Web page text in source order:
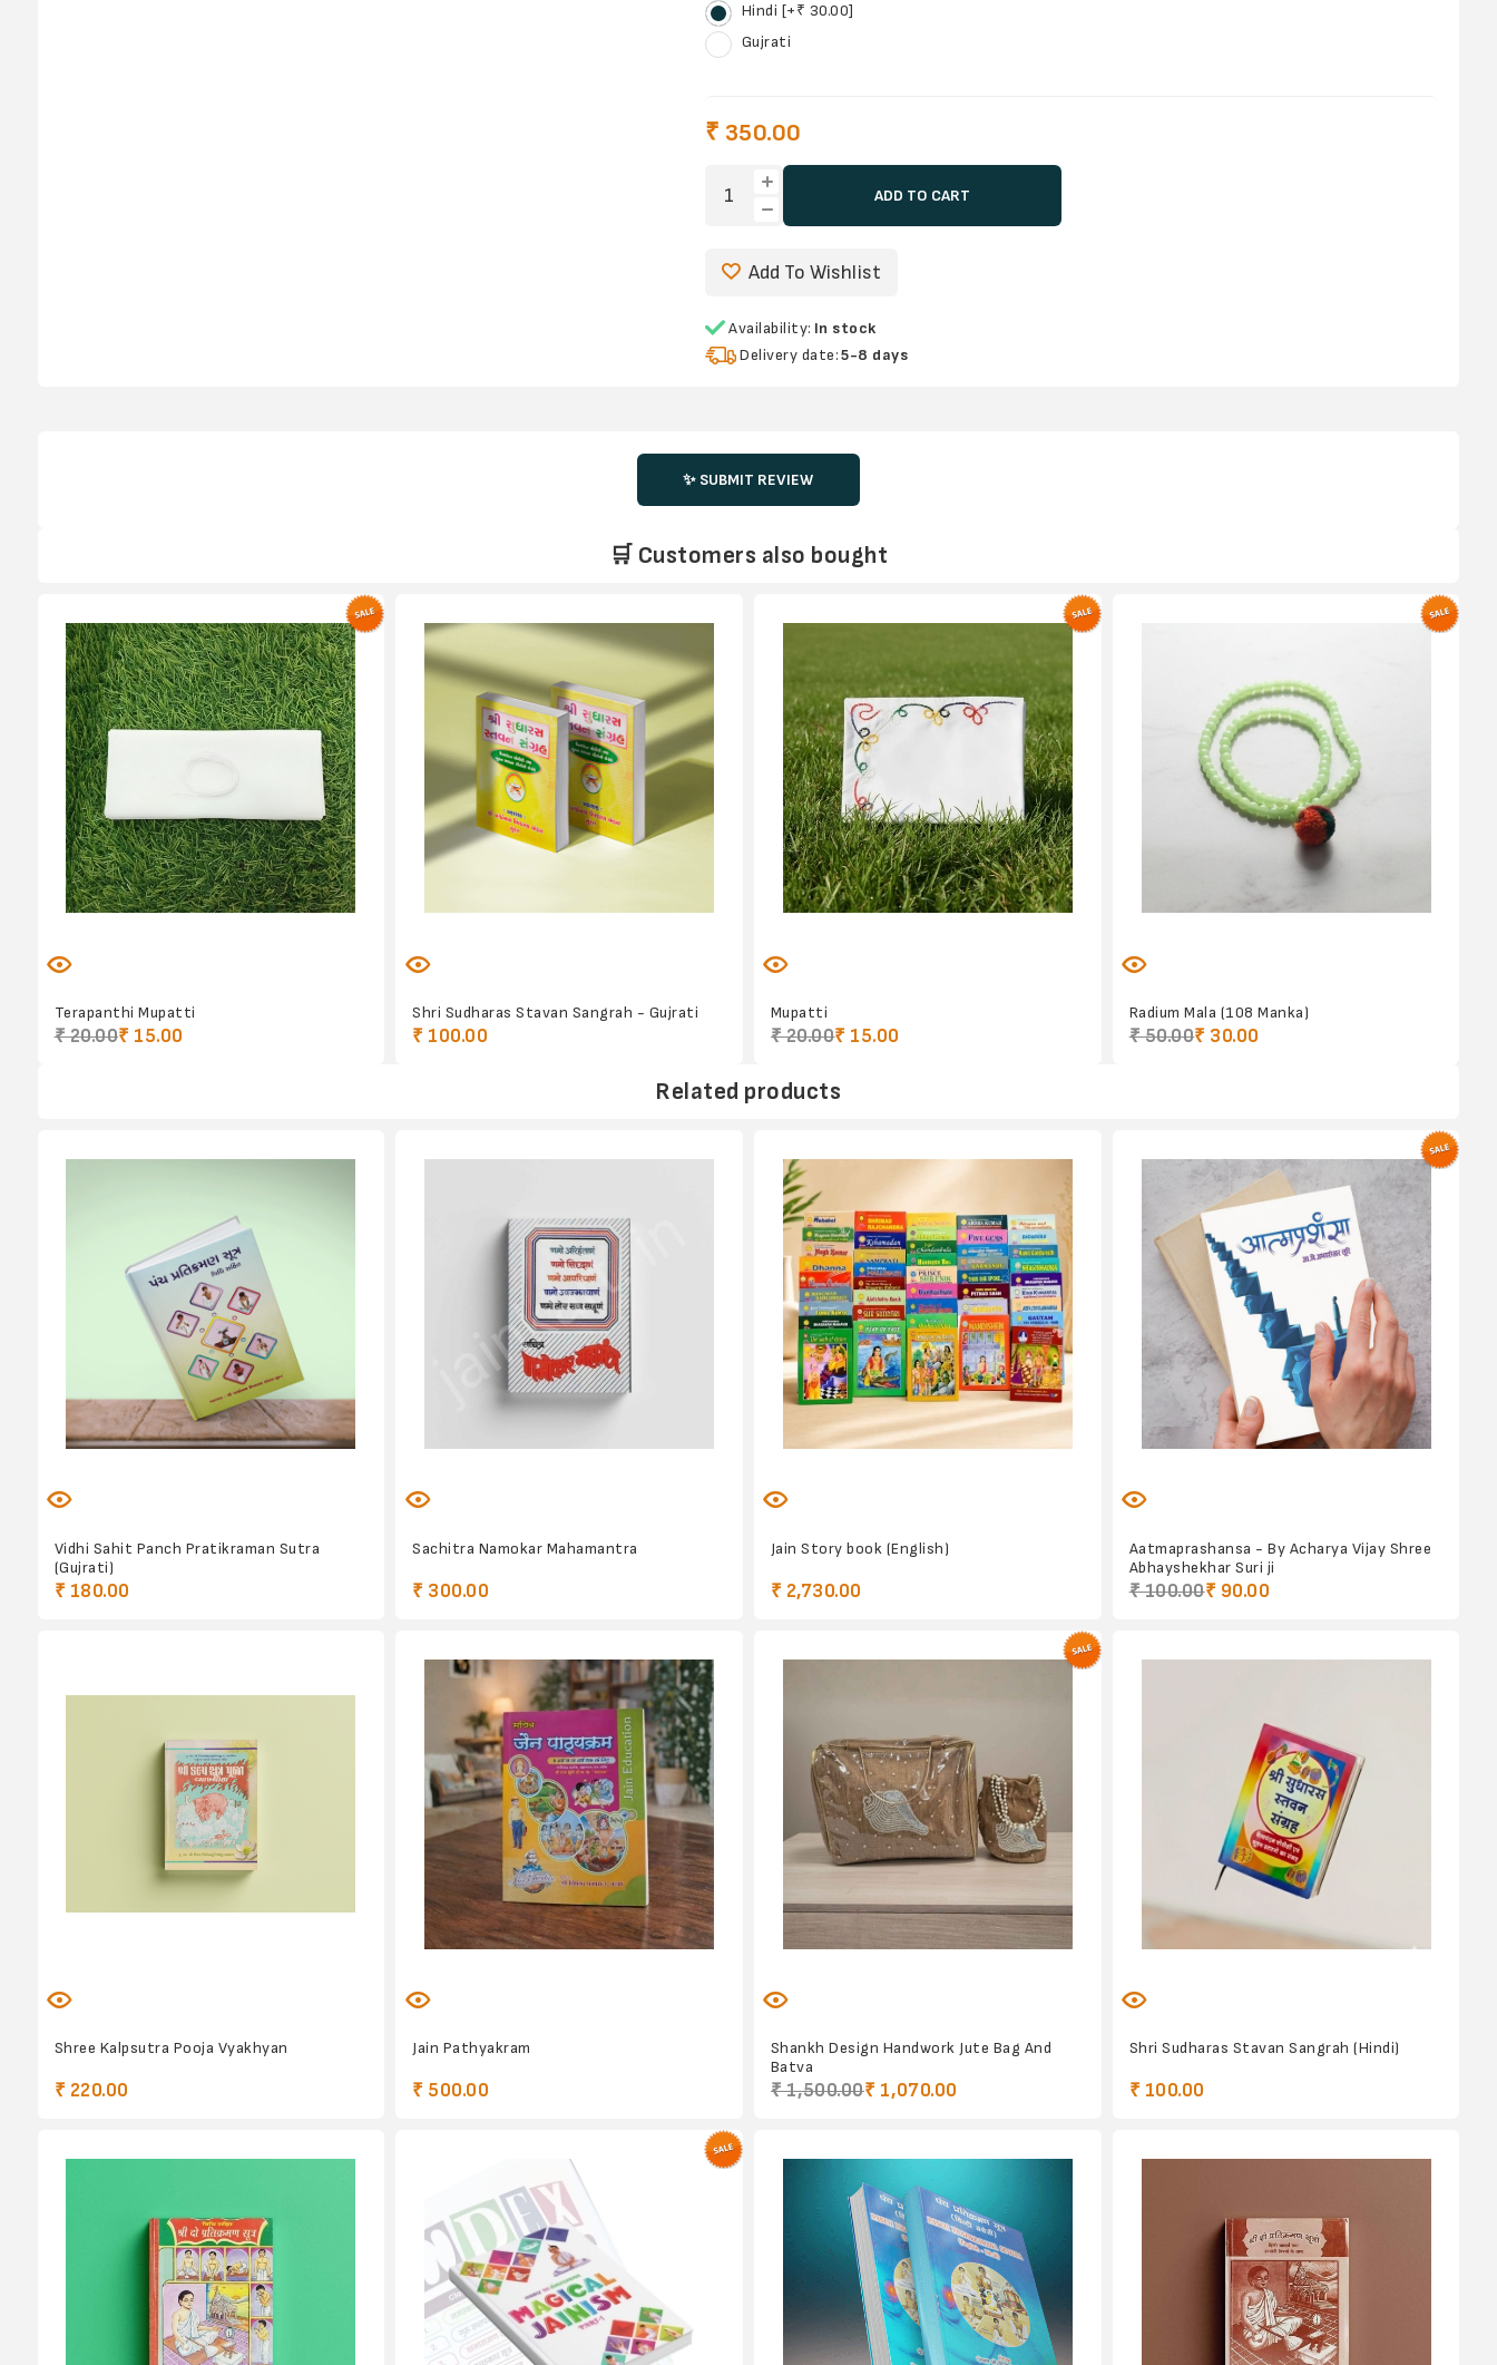
Hindi [+₹ 30.00]
Gujrati
₹ 350.00
ADD TO CART
Add To Wishlist
Availability: In stock
Delivery date:5-8 days
✨ SUBMIT REVIEW
🛒 Customers also bought
Terapanthi Mupatti
₹ 20.00₹ 15.00
Shri Sudharas Stavan Sangrah - Gujrati
₹ 100.00
Mupatti
₹ 20.00₹ 15.00
Radium Mala (108 Manka)
₹ 50.00₹ 30.00
Related products
Vidhi Sahit Panch Pratikraman Sutra
(Gujrati)
₹ 180.00
Sachitra Namokar Mahamantra
₹ 300.00
Jain Story book (English)
₹ 2,730.00
Aatmaprashansa - By Acharya Vijay Shree
Abhayshekhar Suri ji
₹ 100.00₹ 90.00
Shree Kalpsutra Pooja Vyakhyan
₹ 220.00
Jain Pathyakram
₹ 500.00
Shankh Design Handwork Jute Bag And
Batva
₹ 1,500.00₹ 1,070.00
Shri Sudharas Stavan Sangrah (Hindi)
₹ 100.00